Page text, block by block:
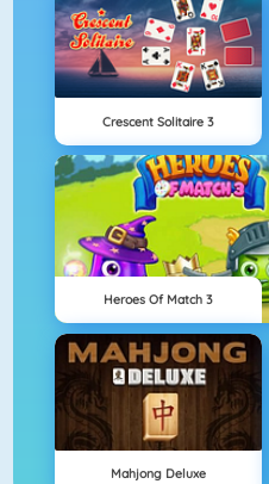
Crescent Solitaire 3
Heroes Of Match 3
Mahjong Deluxe